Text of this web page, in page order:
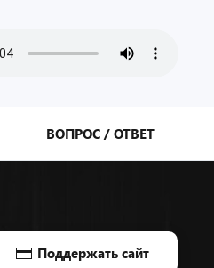
ВОПРОС / ОТВЕТ
Поддержать сайт